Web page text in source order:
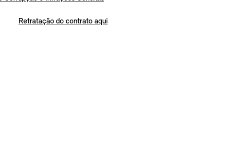
Retratação do contrato aqui